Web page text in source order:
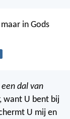
in Gods
een dal van
want U bent bij
U mij en